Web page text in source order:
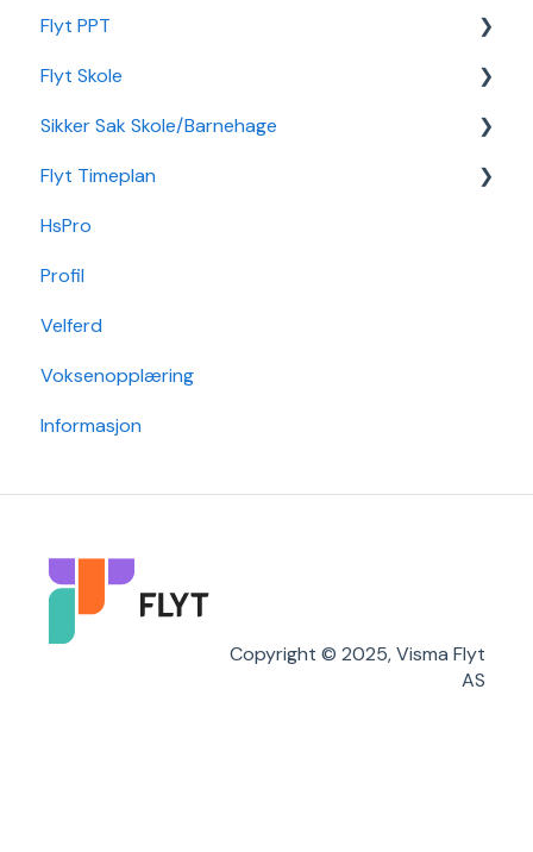
Min Barnehage (app)
Redusert foreldrebetaling
Sikker Sak Barnehage
Autopay
Vedtak
Ansatt
Økonomi
Nettverk
Flyt PPT
Statistikk
Flyt Skole
Integrasjon Sikker Sak
Elevportal
Foresattportal
Min Skole - Ansattapp
Min Skole - Foresattapp
SFO
Arkiv/VSA
Flyt Foresatt
Sikker Sak Skole/Barnehage
Godkjenning
Hendelse
Hovedperson
Post
Sak
Flyt Timeplan
Daglig bruk
Min side/ansatt
Timeplanlegging
Rapporter
Grunndata
HsPro
Profil
Velferd
Voksenopplæring
Informasjon
Copyright © 2025, Visma Flyt
AS